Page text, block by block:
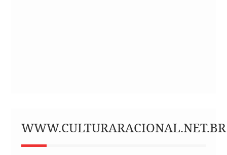
WWW.CULTURARACIONAL.NET.BR